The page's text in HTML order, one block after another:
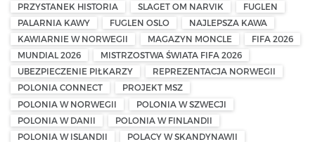
PRZYSTANEK HISTORIA
SLAGET OM NARVIK
FUGLEN
PALARNIA KAWY
FUGLEN OSLO
NAJLEPSZA KAWA
KAWIARNIE W NORWEGII
MAGAZYN MONCLE
FIFA 2026
MUNDIAL 2026
MISTRZOSTWA ŚWIATA FIFA 2026
UBEZPIECZENIE PIŁKARZY
REPREZENTACJA NORWEGII
POLONIA CONNECT
PROJEKT MSZ
POLONIA W NORWEGII
POLONIA W SZWECJI
POLONIA W DANII
POLONIA W FINLANDII
POLONIA W ISLANDII
POLACY W SKANDYNAWII